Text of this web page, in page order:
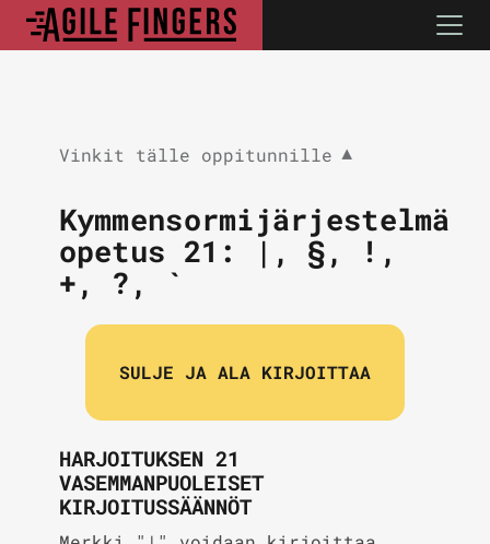
Vinkit tälle oppitunnille ▼
Kymmensormijärjestelmä
opetus 21: |, §, !,
+, ?, `
SULJE JA ALA KIRJOITTAA
HARJOITUKSEN 21
VASEMMANPUOLEISET
KIRJOITUSSÄÄNNÖT